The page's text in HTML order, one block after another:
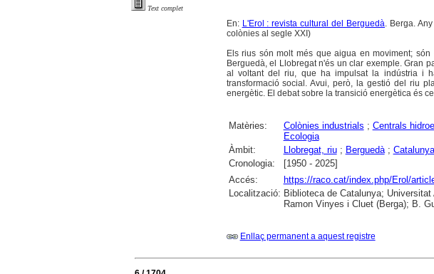
Text complet
En: L'Erol : revista cultural del Berguedà. Berga.
colònies al segle XXI)
Els rius són molt més que aigua en moviment;
Berguedà, el Llobregat n'és un clar exemple. Gran
al voltant del riu, que ha impulsat la indústria i
transformació social. Avui, però, la gestió del riu
energètic. El debat sobre la transició energètica és
Matèries: Colònies industrials ; Centrals
Ecologia
Àmbit:
Llobregat, riu; Berguedà; Catalunya
Cronologia:
[1950 - 2025]
Accés:
https://raco.cat/index.php/Erol/
Localització: Biblioteca de Catalunya;
Ramon Vinyes i Cluet (Berga); B.
Enllaç permanent a aquest registre